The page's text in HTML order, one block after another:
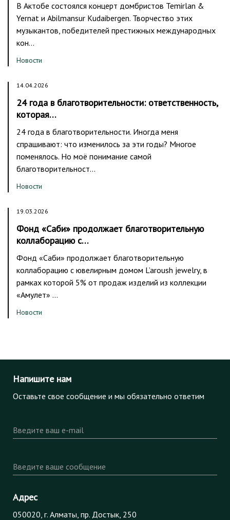
В Актобе состоялся концерт домбристов Temirlan &
Yernat и Abilmansur Kudaibergen. Творчество этих
музыкантов, победителей престижных международных
кон…
Новости
14.04.2026
24 года в благотворительности: ответственность,
которая…
24 года в благотворительности. Иногда меня
спрашивают: что изменилось за эти годы? Многое
поменялось. Но моё понимание самой
благотворительност…
Новости
19.03.2026
Фонд «Саби» продолжает благотворительную
коллаборацию с…
Фонд «Саби» продолжает благотворительную
коллаборацию с ювелирным домом L’aroush jewelry, в
рамках которой 5% от продаж изделий из коллекции
«Амулет» …
Новости
Напишите нам
Оставьте свое сообщение и мы обязательно ответим
Введите ваш e-mail
Введите ваше сообщение
Адрес
050020, г. Алматы, пр. Достык, 250